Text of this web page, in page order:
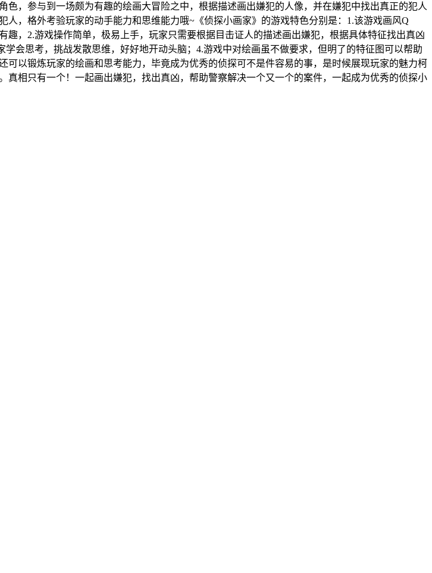
，参与到一场颇为有趣的绘画大冒险之中，根据描述画出嫌犯的人像，并在嫌犯中找出真正的犯人
，格外考验玩家的动手能力和思维能力哦~《侦探小画家》的游戏特色分别是：1.该游戏画风Q
，2.游戏操作简单，极易上手，玩家只需要根据目击证人的描述画出嫌犯，根据具体特征找出真凶
会思考，挑战发散思维，好好地开动头脑；4.游戏中对绘画虽不做要求，但明了的特征图可以帮助
以锻炼玩家的绘画和思考能力，毕竟成为优秀的侦探可不是件容易的事，是时候展现玩家的魅力柯
相只有一个！一起画出嫌犯，找出真凶，帮助警察解决一个又一个的案件，一起成为优秀的侦探小